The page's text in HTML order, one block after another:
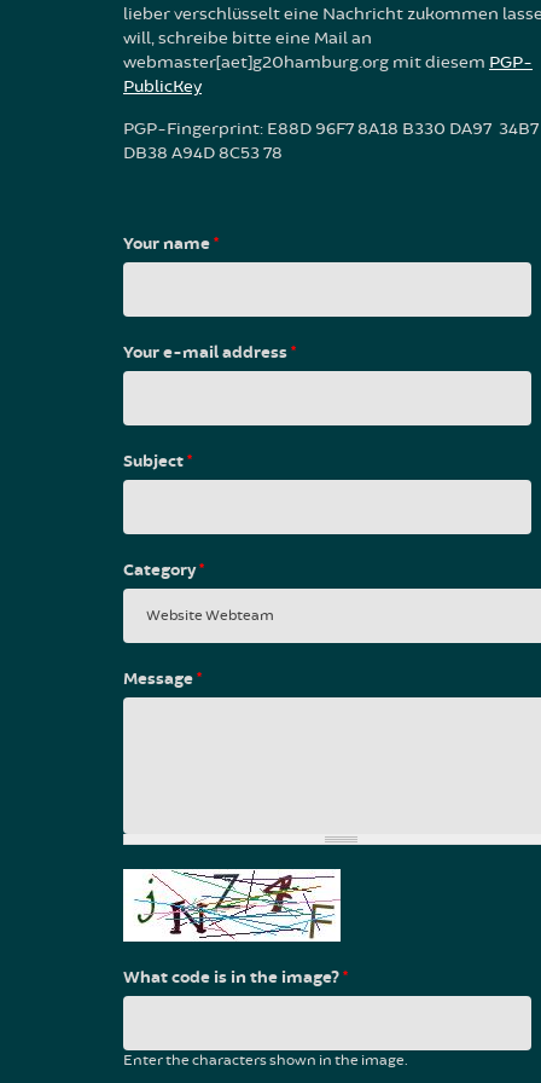
lieber verschlüsselt eine Nachricht zukommen
will, schreibe bitte eine Mail an
webmaster[aet]g20hamburg.org mit diesem PGP-
PublicKey
PGP-Fingerprint: E88D 96F7 8A18 B330 DA97 34B7
DB38 A94D 8C53 78
Your name*
Your e-mail address*
Subject*
Category*
Message*
What code is in the image?*
Enter the characters shown in the image.